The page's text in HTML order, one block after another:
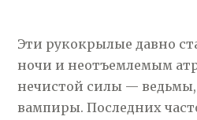
Эти рукокрылые давно
ночи и неотъемлемым
нечистой силы —
вампиры. Последних